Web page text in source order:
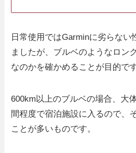
日常使用ではGarminに劣らない
ましたが、ブルベのようなロン
なのかを確かめることが目的です
600km以上のブルベの場合、大
間程度で宿泊施設に入るので、
ことが多いものです。